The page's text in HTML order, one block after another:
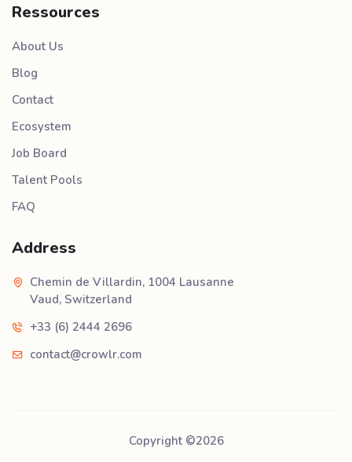
Ressources
About Us
Blog
Contact
Ecosystem
Job Board
Talent Pools
FAQ
Address
Chemin de Villardin, 1004 Lausanne
Vaud, Switzerland
+33 (6) 2444 2696
contact@crowlr.com
Copyright ©2026